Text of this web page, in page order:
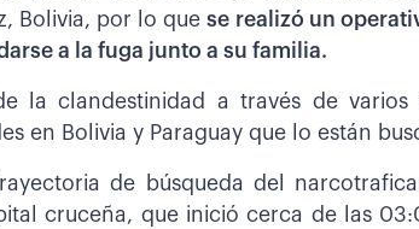
Bolivia, por lo quese realizó un
a la fuga junto a su familia.
la clandestinidad a través de varios
en Bolivia y Paraguay que lo están
de búsqueda del
cruceña, que inició cerca de las